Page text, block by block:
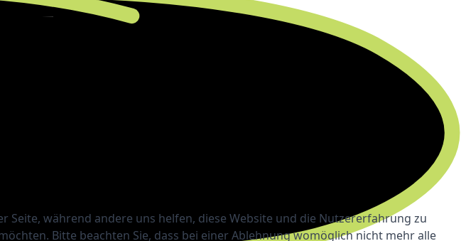
Seite, während andere uns helfen, diese Website und die Nutzererfahrung zu
Bitte beachten Sie, dass bei einer Ablehnung womöglich nicht mehr alle